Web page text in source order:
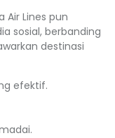
Air Lines pun
sosial, berbanding
destinasi
efektif.